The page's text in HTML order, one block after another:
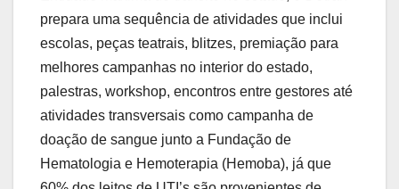
prepara uma sequência de atividades que inclui
escolas, peças teatrais, blitzes, premiação para
melhores campanhas no interior do estado,
palestras, workshop, encontros entre gestores até
atividades transversais como campanha de
doação de sangue junto a Fundação de
Hematologia e Hemoterapia (Hemoba), já que